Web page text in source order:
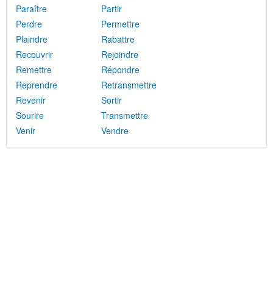
Paraître
Partir
Perdre
Permettre
Plaindre
Rabattre
Recouvrir
Rejoindre
Remettre
Répondre
Reprendre
Retransmettre
Revenir
Sortir
Sourire
Transmettre
Venir
Vendre